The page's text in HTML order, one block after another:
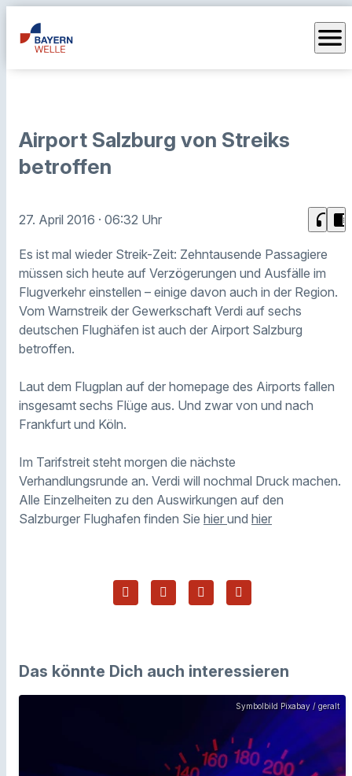
menu
Airport Salzburg von Streiks
betroffen
27. April 2016 · 06:32 Uhr headphones chrome_reader_mode
Es ist mal wieder Streik-Zeit: Zehntausende Passagiere
müssen sich heute auf Verzögerungen und Ausfälle im
Flugverkehr einstellen – einige davon auch in der Region.
Vom Warnstreik der Gewerkschaft Verdi auf sechs
deutschen Flughäfen ist auch der Airport Salzburg
betroffen.
Laut dem Flugplan auf der homepage des Airports fallen
insgesamt sechs Flüge aus. Und zwar von und nach
Frankfurt und Köln.
Im Tarifstreit steht morgen die nächste
Verhandlungsrunde an. Verdi will nochmal Druck machen.
Alle Einzelheiten zu den Auswirkungen auf den
Salzburger Flughafen finden Sie hier und hier
Das könnte Dich auch interessieren
Symbolbild Pixabay / geralt